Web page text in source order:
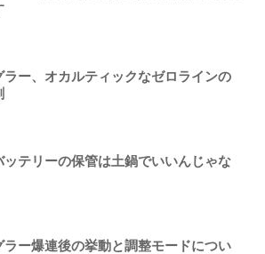
ラー、オカルティックなゼロラインの
ッテリーの保管は土鍋でいいんじゃな
ラー爆連後の挙動と調整モードについ